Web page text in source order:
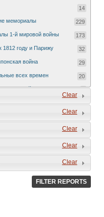
14
мемориалы 229
1-й мировой войны 173
1812 году и Парижу 32
война 29
всех времен 20
война 1877-1878 7
Clear
Clear
Clear
Clear
Clear
FILTER REPORTS